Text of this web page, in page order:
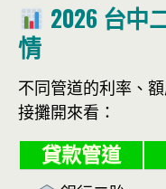
2026 台中
情
不同管道的利率、
接攤開來看：
貸款管道